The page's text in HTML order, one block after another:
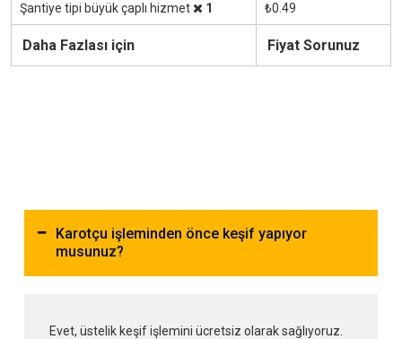
Şantiye tipi büyük çaplı hizmet 1 ₺0.49
Daha Fazlası için Fiyat Sorunuz
Karotçu işleminden önce keşif yapıyor
musunuz?
Evet, üstelik keşif işlemini ücretsiz olarak sağlıyoruz.